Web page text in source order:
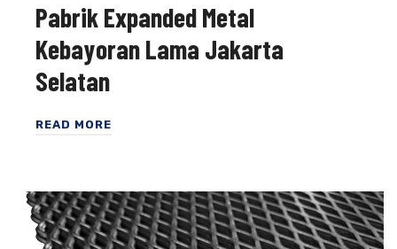
Pabrik Expanded Metal
Kebayoran Lama Jakarta
Selatan
READ MORE